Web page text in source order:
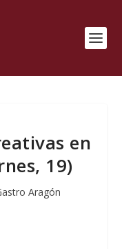
en
19)
Aragón